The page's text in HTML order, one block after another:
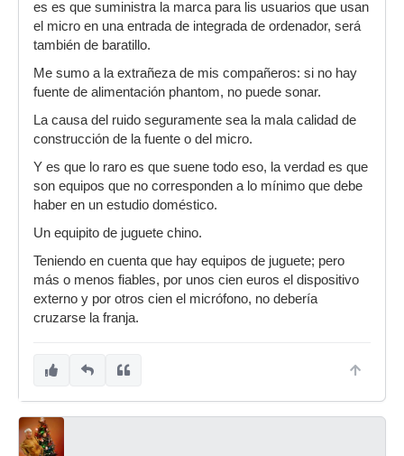
es es que suministra la marca para lis usuarios que usan
el micro en una entrada de integrada de ordenador, será
también de baratillo.
Me sumo a la extrañeza de mis compañeros: si no hay
fuente de alimentación phantom, no puede sonar.
La causa del ruido seguramente sea la mala calidad de
construcción de la fuente o del micro.
Y es que lo raro es que suene todo eso, la verdad es que
son equipos que no corresponden a lo mínimo que debe
haber en un estudio doméstico.
Un equipito de juguete chino.
Teniendo en cuenta que hay equipos de juguete; pero
más o menos fiables, por unos cien euros el dispositivo
externo y por otros cien el micrófono, no debería
cruzarse la franja.